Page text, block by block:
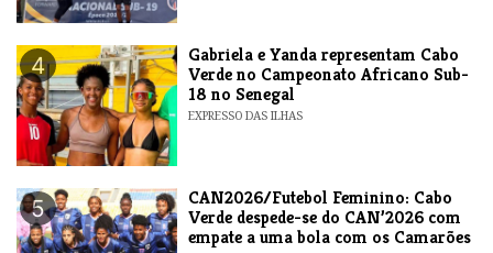
4
Gabriela e Yanda representam Cabo
Verde no Campeonato Africano Sub-
18 no Senegal
EXPRESSO DAS ILHAS
5
CAN2026/Futebol Feminino: Cabo
Verde despede-se do CAN’2026 com
empate a uma bola com os Camarões